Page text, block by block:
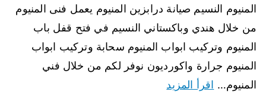
المنيوم النسيم صيانة درابزين المنيوم يعمل فنى المنيوم
من خلال هندي وباكستاني النسيم في فتح قفل باب
المنيوم وتركيب ابواب المنيوم سحابة وتركيب ابواب
المنيوم جرارة واكورديون نوفر لكم من خلال فني
المنيوم… اقرأ المزيد